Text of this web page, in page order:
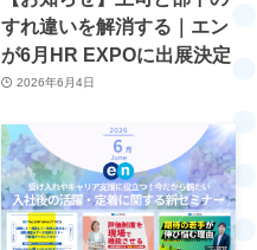
すれ違いを解消する｜エン
が6月HR EXPOに出展決定
2026年6月4日